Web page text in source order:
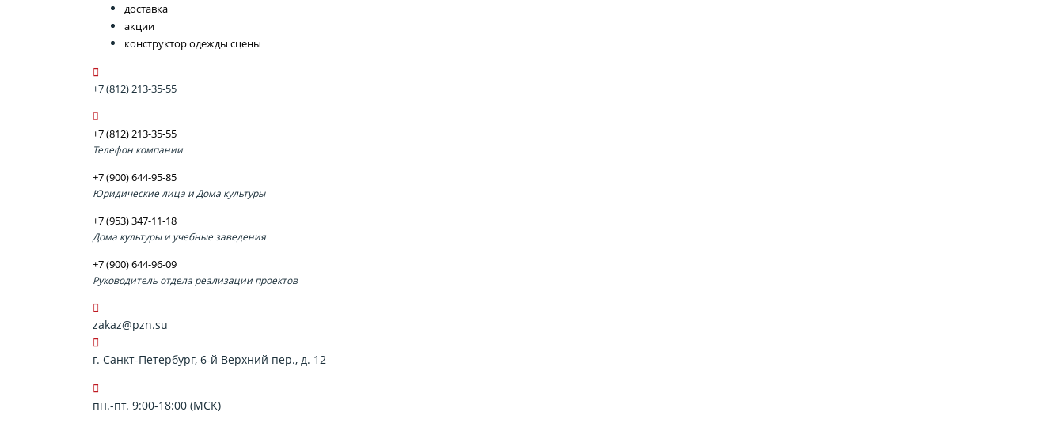
доставка
акции
конструктор одежды сцены
+7 (812) 213-35-55
+7 (812) 213-35-55
Телефон компании
+7 (900) 644-95-85
Юридические лица и Дома культуры
+7 (953) 347-11-18
Дома культуры и учебные заведения
+7 (900) 644-96-09
Руководитель отдела реализации проектов
zakaz@pzn.su
г. Санкт-Петербург, 6-й Верхний пер., д. 12
пн.-пт. 9:00-18:00 (МСК)